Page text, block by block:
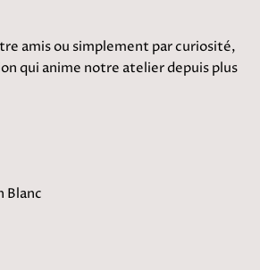
amis ou simplement par curiosité,
qui anime notre atelier depuis plus
Blanc